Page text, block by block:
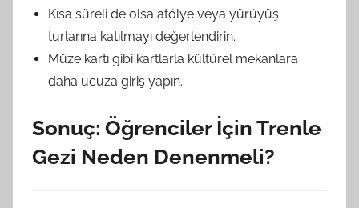
Kısa süreli de olsa atölye veya yürüyüş
turlarına katılmayı değerlendirin.
Müze kartı gibi kartlarla kültürel mekanlara
daha ucuza giriş yapın.
Sonuç: Öğrenciler İçin Trenle
Gezi Neden Denenmeli?